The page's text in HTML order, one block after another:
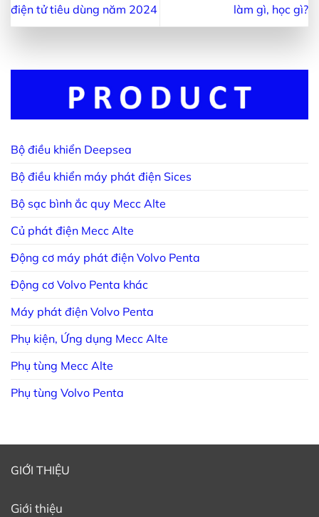
điện tử tiêu dùng năm 2024
làm gì, học gì?
Bộ điều khiển Deepsea
Bộ điều khiển máy phát điện Sices
Bộ sạc bình ắc quy Mecc Alte
Củ phát điện Mecc Alte
Động cơ máy phát điện Volvo Penta
Động cơ Volvo Penta khác
Máy phát điện Volvo Penta
Phụ kiện, Ứng dụng Mecc Alte
Phụ tùng Mecc Alte
Phụ tùng Volvo Penta
GIỚI THIỆU
Giới thiệu